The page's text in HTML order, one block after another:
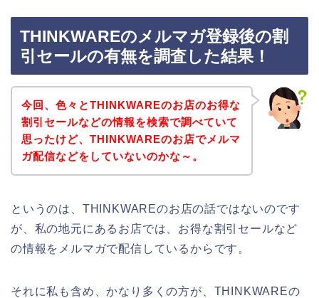
THINKWAREのメルマガ登録後の割
引セールの有無を調査した結果！
今回、色々とTHINKWAREのお店のお得な
割引セールなどの情報を検索で調べていて
思ったけど、THINKWAREのお店でメルマ
ガ配信などをしていないのかな～。
というのは、THINKWAREのお店の話ではないのです
が、私の地元にあるお店では、お得な割引セールなど
の情報をメルマガで配信しているからです。
それに私も含め、かなり多くの方が、THINKWAREの